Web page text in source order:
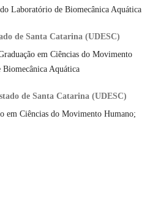
Laboratório de Biomecânica Aquática
de Santa Catarina (UDESC)
em Ciências do Movimento
Aquática
de Santa Catarina (UDESC)
em Ciências do Movimento Humano;